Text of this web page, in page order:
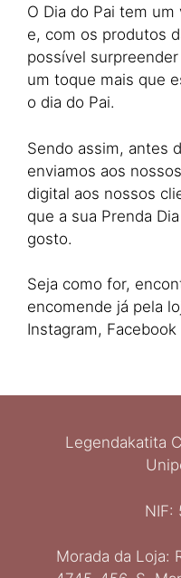
O Dia do Pai tem
e, com os produtos
possível
um toque mais que
o dia do Pai.
Sendo assim, antes
enviamos aos
digital aos nossos
que a sua Prenda
gosto.
Seja como for,
encomende já pela
Instagram,
Legendakatita
NIF:
Morada da Loja: